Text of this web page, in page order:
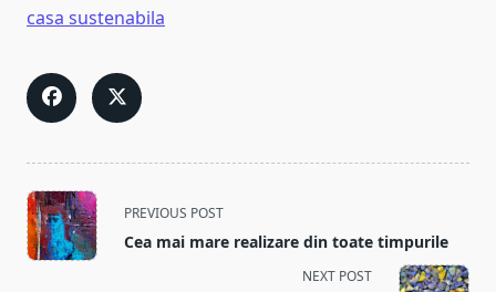
casa sustenabila
<span
class="nav-
subtitle
PREVIOUS POST
Cea mai mare realizare din toate timpurile
NEXT POST